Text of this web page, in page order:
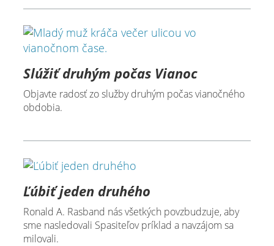
Slúžiť druhým počas Vianoc
Objavte radosť zo služby druhým počas vianočného
obdobia.
Ľúbiť jeden druhého
Ronald A. Rasband nás všetkých povzbudzuje, aby
sme nasledovali Spasiteľov príklad a navzájom sa
milovali.